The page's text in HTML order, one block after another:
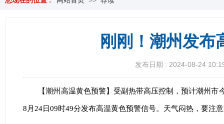
刚刚！潮州发布
发布日期 : 2024-08-24
【潮州高温黄色预警】受副热带高压控制，预计潮州
8月24日09时49分发布高温黄色预警信号。天气闷热，要注